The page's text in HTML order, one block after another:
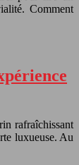
Comment
rafraîchissant
luxueuse. Au